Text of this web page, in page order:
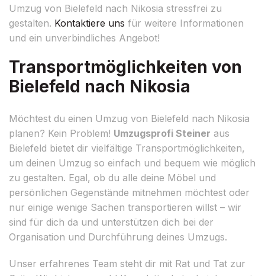
Umzug von Bielefeld nach Nikosia stressfrei zu
gestalten. Kontaktiere uns für weitere Informationen
und ein unverbindliches Angebot!
Transportmöglichkeiten von
Bielefeld nach Nikosia
Möchtest du einen Umzug von Bielefeld nach Nikosia
planen? Kein Problem! Umzugsprofi Steiner aus
Bielefeld bietet dir vielfältige Transportmöglichkeiten,
um deinen Umzug so einfach und bequem wie möglich
zu gestalten. Egal, ob du alle deine Möbel und
persönlichen Gegenstände mitnehmen möchtest oder
nur einige wenige Sachen transportieren willst – wir
sind für dich da und unterstützen dich bei der
Organisation und Durchführung deines Umzugs.
Unser erfahrenes Team steht dir mit Rat und Tat zur